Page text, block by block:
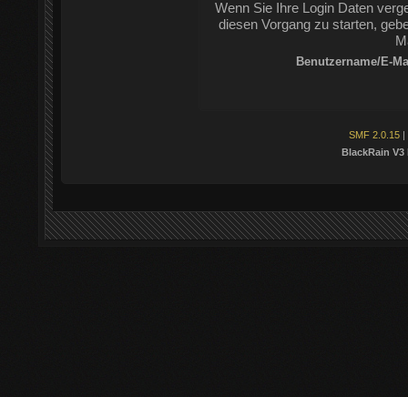
Wenn Sie Ihre Login Daten
diesen Vorgang zu starten,
Benutzername/E-
SMF 2.0.15 |
BlackRain V3